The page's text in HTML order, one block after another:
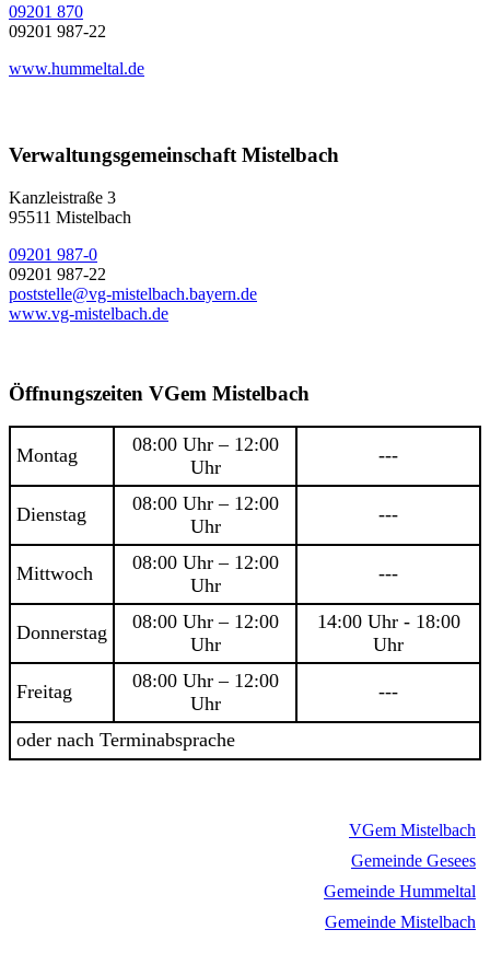
09201 870
09201 987-22
www.hummeltal.de
Verwaltungsgemeinschaft Mistelbach
Kanzleistraße 3
95511 Mistelbach
09201 987-0
09201 987-22
poststelle@vg-mistelbach.bayern.de
www.vg-mistelbach.de
Öffnungszeiten VGem Mistelbach
Montag
08:00 Uhr – 12:00
Uhr
---
Dienstag
08:00 Uhr – 12:00
Uhr
---
Mittwoch
08:00 Uhr – 12:00
Uhr
---
Donnerstag
08:00 Uhr – 12:00
Uhr
14:00 Uhr - 18:00
Uhr
Freitag
08:00 Uhr – 12:00
Uhr
---
oder nach Terminabsprache
VGem Mistelbach
Gemeinde Gesees
Gemeinde Hummeltal
Gemeinde Mistelbach